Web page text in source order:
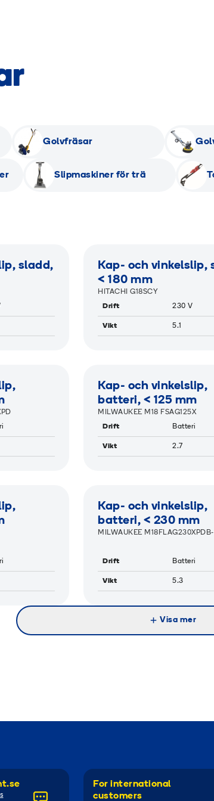
Golvfräsar
Slipmaskiner för trä
sladd,
Kap- och vinkelslip,
< 180 mm
HITACHI G18SCY
Drift
230 V
Vikt 5.1
Kap- och vinkelslip,
batteri, < 125 mm
MILWAUKEE M18 FSAG125X
Drift
Batteri
Vikt 2.7
Kap- och vinkelslip,
batteri, < 230 mm
MILWAUKEE
Drift Batteri
Vikt 5.3
Visa mer
For international
customers